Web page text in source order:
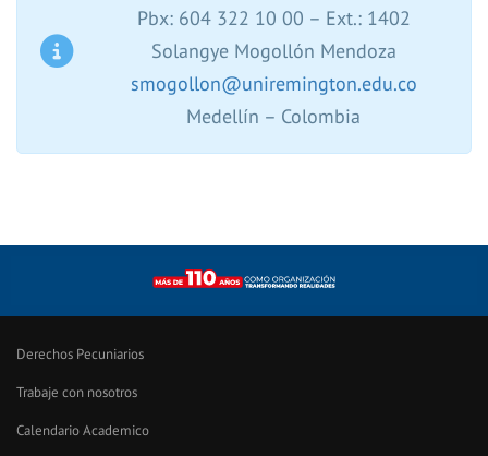
Pbx: 604 322 10 00 – Ext.: 1402
Solangye Mogollón Mendoza
smogollon@uniremington.edu.co
Medellín – Colombia
Derechos Pecuniarios
Trabaje con nosotros
Calendario Academico